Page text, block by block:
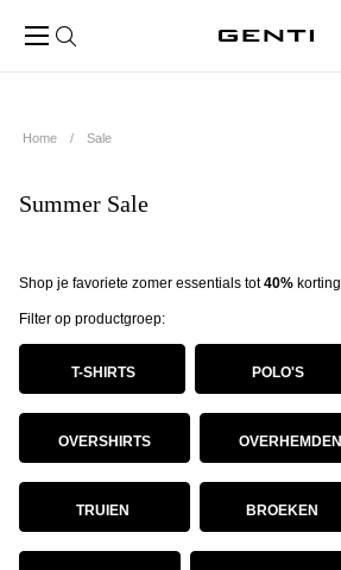
Home Sale
Summer Sale
Shop je favoriete zomer essentials tot40% korting
Filter op productgroep:
T-SHIRTS POLO'S
OVERSHIRTS OVERHEMDEN
TRUIEN BROEKEN